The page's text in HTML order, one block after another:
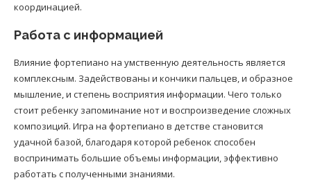
координацией.
Работа с информацией
Влияние фортепиано на умственную деятельность является
комплексным. Задействованы и кончики пальцев, и образное
мышление, и степень восприятия информации. Чего только
стоит ребенку запоминание нот и воспроизведение сложных
композиций. Игра на фортепиано в детстве становится
удачной базой, благодаря которой ребенок способен
воспринимать большие объемы информации, эффективно
работать с полученными знаниями.